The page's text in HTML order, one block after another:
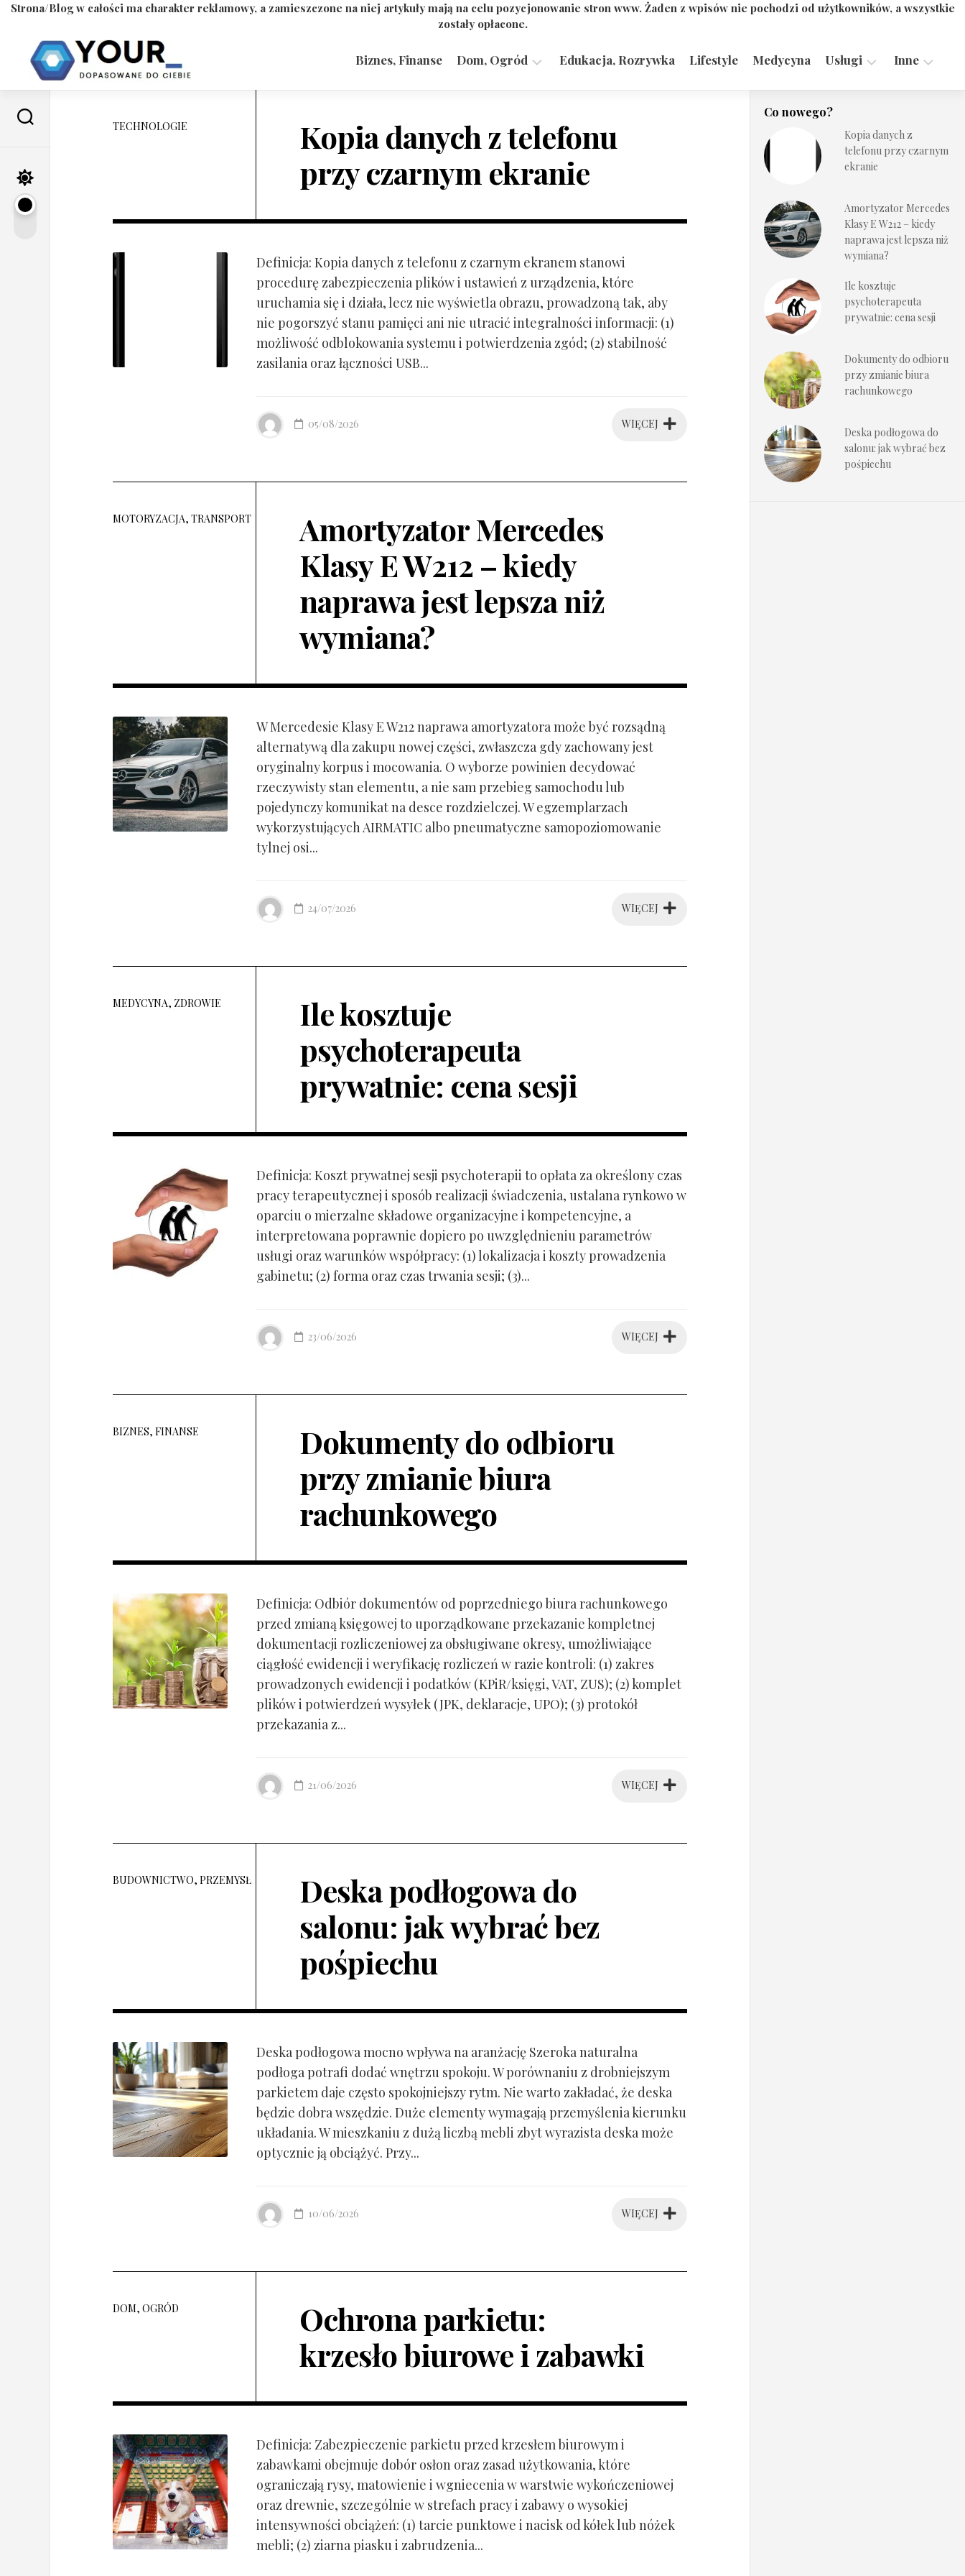
Strona/Blog w całości ma charakter reklamowy, a zamieszczone na niej artykuły mają na celu pozycjonowanie stron www. Żaden z wpisów nie pochodzi od użytkowników, a wszystkie
zostały opłacone.
content
Biznes, Finanse Dom, Ogród Edukacja, Rozrywka Lifestyle Medycyna Usługi
Technologie
Inne
TECHNOLOGIE
Kopia danych z telefonu
przy czarnym ekranie
Definicja: Kopia danych z telefonu z czarnym ekranem stanowi
procedurę zabezpieczenia plików i ustawień z urządzenia, które
uruchamia się i działa, lecz nie wyświetla obrazu, prowadzoną tak, aby
nie pogorszyć stanu pamięci ani nie utracić integralności informacji: (1)
możliwość odblokowania systemu i potwierdzenia zgód; (2) stabilność
zasilania oraz łączności USB...
WIĘCEJ
05/08/2026
MOTORYZACJA, TRANSPORT
Amortyzator Mercedes
Klasy E W212 – kiedy
naprawa jest lepsza niż
wymiana?
W Mercedesie Klasy E W212 naprawa amortyzatora może być rozsądną
alternatywą dla zakupu nowej części, zwłaszcza gdy zachowany jest
oryginalny korpus i mocowania. O wyborze powinien decydować
rzeczywisty stan elementu, a nie sam przebieg samochodu lub
pojedynczy komunikat na desce rozdzielczej. W egzemplarzach
wykorzystujących AIRMATIC albo pneumatyczne samopoziomowanie
tylnej osi...
WIĘCEJ
24/07/2026
MEDYCYNA, ZDROWIE
Ile kosztuje
psychoterapeuta
prywatnie: cena sesji
Definicja: Koszt prywatnej sesji psychoterapii to opłata za określony czas
pracy terapeutycznej i sposób realizacji świadczenia, ustalana rynkowo w
oparciu o mierzalne składowe organizacyjne i kompetencyjne, a
interpretowana poprawnie dopiero po uwzględnieniu parametrów
usługi oraz warunków współpracy: (1) lokalizacja i koszty prowadzenia
gabinetu; (2) forma oraz czas trwania sesji; (3)...
WIĘCEJ
23/06/2026
BIZNES, FINANSE
Dokumenty do odbioru
przy zmianie biura
rachunkowego
Definicja: Odbiór dokumentów od poprzedniego biura rachunkowego
przed zmianą księgowej to uporządkowane przekazanie kompletnej
dokumentacji rozliczeniowej za obsługiwane okresy, umożliwiające
ciągłość ewidencji i weryfikację rozliczeń w razie kontroli: (1) zakres
prowadzonych ewidencji i podatków (KPiR/księgi, VAT, ZUS); (2) komplet
plików i potwierdzeń wysyłek (JPK, deklaracje, UPO); (3) protokół
przekazania z...
WIĘCEJ
21/06/2026
BUDOWNICTWO, PRZEMYSŁ
Deska podłogowa do
salonu: jak wybrać bez
pośpiechu
Deska podłogowa mocno wpływa na aranżację Szeroka naturalna
podłoga potrafi dodać wnętrzu spokoju. W porównaniu z drobniejszym
parkietem daje często spokojniejszy rytm. Nie warto zakładać, że deska
będzie dobra wszędzie. Duże elementy wymagają przemyślenia kierunku
układania. W mieszkaniu z dużą liczbą mebli zbyt wyrazista deska może
optycznie ją obciążyć. Przy...
WIĘCEJ
10/06/2026
DOM, OGRÓD
Ochrona parkietu:
krzesło biurowe i zabawki
Definicja: Zabezpieczenie parkietu przed krzesłem biurowym i
zabawkami obejmuje dobór osłon oraz zasad użytkowania, które
ograniczają rysy, matowienie i wgniecenia w warstwie wykończeniowej
oraz drewnie, szczególnie w strefach pracy i zabawy o wysokiej
intensywności obciążeń: (1) tarcie punktowe i nacisk od kółek lub nóżek
mebli; (2) ziarna piasku i zabrudzenia...
Co nowego?
Kopia danych z
telefonu przy czarnym
ekranie
Amortyzator Mercedes
Klasy E W212 – kiedy
naprawa jest lepsza niż
wymiana?
Ile kosztuje
psychoterapeuta
prywatnie: cena sesji
Dokumenty do odbioru
przy zmianie biura
rachunkowego
Deska podłogowa do
salonu: jak wybrać bez
pośpiechu